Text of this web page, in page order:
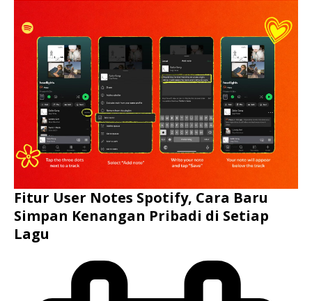
Fitur User Notes Spotify, Cara Baru
Simpan Kenangan Pribadi di Setiap
Lagu